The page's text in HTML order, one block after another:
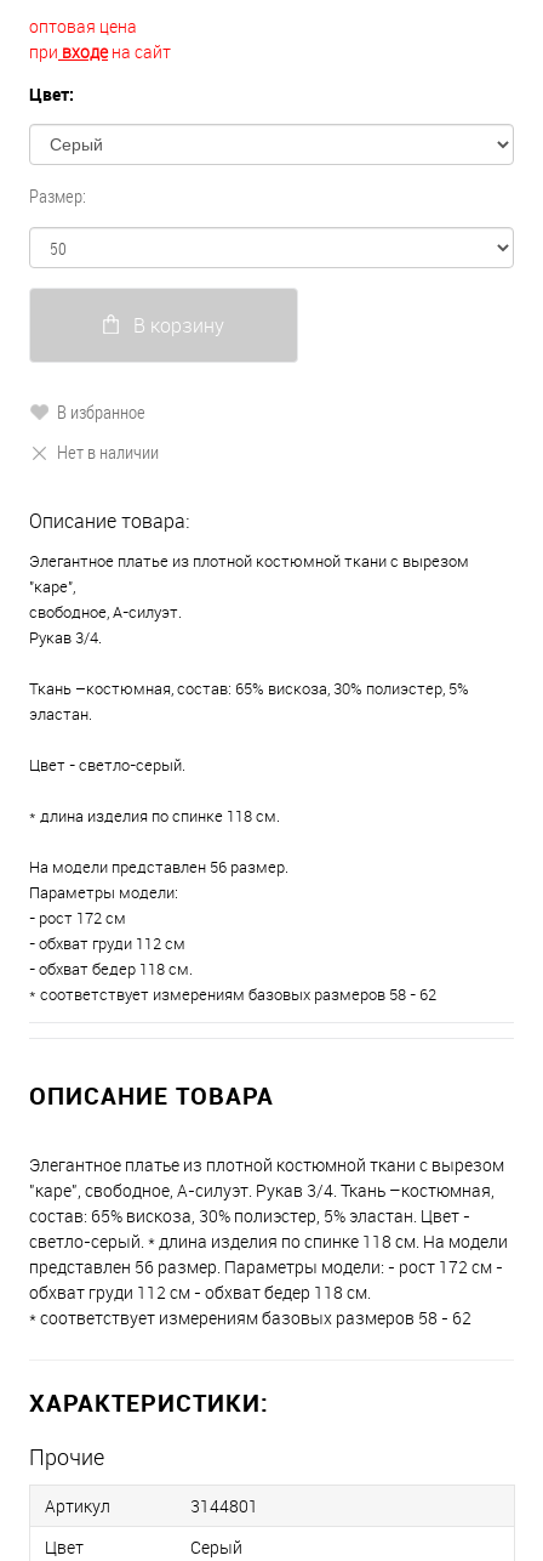
оптовая цена
при входена сайт
Цвет:
Размер:
В корзину
В избранное
Нет в наличии
Описание товара:
Элегантное платье из плотной костюмной ткани с вырезом
"каре",
свободное, А-силуэт.
Рукав 3/4.
Ткань –костюмная, состав: 65% вискоза, 30% полиэстер, 5%
эластан.
Цвет - светло-серый.
* длина изделия по спинке 118 см.
На модели представлен 56 размер.
Параметры модели:
- рост 172 см
- обхват груди 112 см
- обхват бедер 118 см.
* соответствует измерениям базовых размеров 58 - 62
ОПИСАНИЕ ТОВАРА
Элегантное платье из плотной костюмной ткани с вырезом
"каре", свободное, А-силуэт. Рукав 3/4. Ткань –костюмная,
состав: 65% вискоза, 30% полиэстер, 5% эластан. Цвет -
светло-серый. * длина изделия по спинке 118 см. На модели
представлен 56 размер. Параметры модели: - рост 172 см -
обхват груди 112 см - обхват бедер 118 см.
* соответствует измерениям базовых размеров 58 - 62
ХАРАКТЕРИСТИКИ:
Прочие
Артикул
3144801
Цвет
Серый